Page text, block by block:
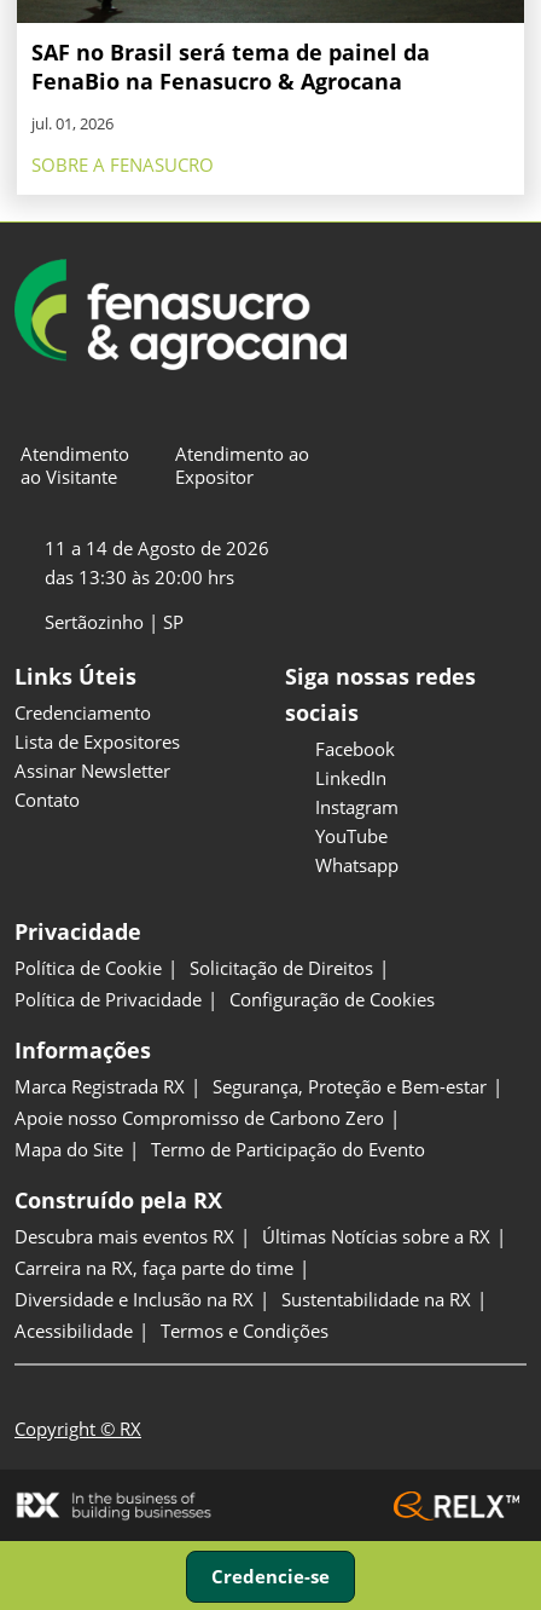
SAF no Brasil será tema de painel da
FenaBio na Fenasucro & Agrocana
jul. 01, 2026
SOBRE A FENASUCRO
Atendimento
ao Visitante
Atendimento ao
Expositor
11 a 14 de Agosto de 2026
das 13:30 às 20:00 hrs
Sertãozinho | SP
Links Úteis
Credenciamento
Lista de Expositores
Assinar Newsletter
Contato
Siga nossas redes
sociais
Facebook
LinkedIn
Instagram
YouTube
Whatsapp
Privacidade
Política de Cookie
Solicitação de Direitos
Política de Privacidade
Configuração de Cookies
Informações
Marca Registrada RX
Segurança, Proteção e Bem-estar
Apoie nosso Compromisso de Carbono Zero
Mapa do Site
Termo de Participação do Evento
Construído pela RX
Descubra mais eventos RX
Últimas Notícias sobre a RX
Carreira na RX, faça parte do time
Diversidade e Inclusão na RX
Sustentabilidade na RX
Acessibilidade
Termos e Condições
Copyright © RX
Credencie-se